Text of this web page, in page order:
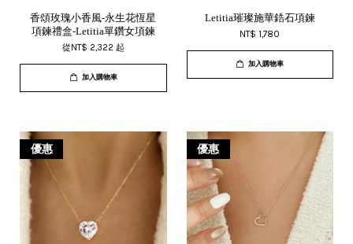
香頌玫瑰小香風-永生花恆星
項鍊禮盒-Letitia單鑽女項鍊
從NT$ 2,322 起
加入購物車
Letitia璀璨施華鋯石項鍊
NT$ 1,780
加入購物車
優惠 優惠